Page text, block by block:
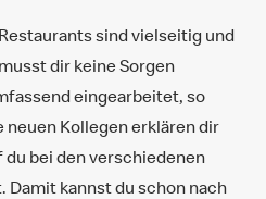
sind vielseitig und
dir keine Sorgen
eingearbeitet, so
neuen Kollegen erklären dir
bei den verschiedenen
kannst du schon nach